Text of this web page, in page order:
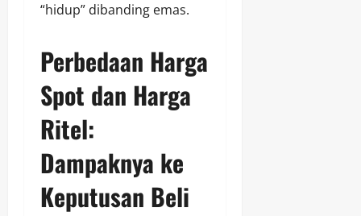
“hidup” dibanding emas.
Perbedaan Harga
Spot dan Harga
Ritel:
Dampaknya ke
Keputusan Beli